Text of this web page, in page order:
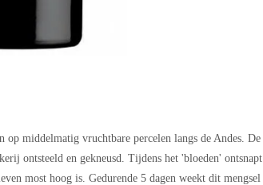
middelmatig vruchtbare percelen langs de Andes. De
ontsteeld en gekneusd. Tijdens het 'bloeden' ontsnapt
most hoog is. Gedurende 5 dagen weekt dit mengsel